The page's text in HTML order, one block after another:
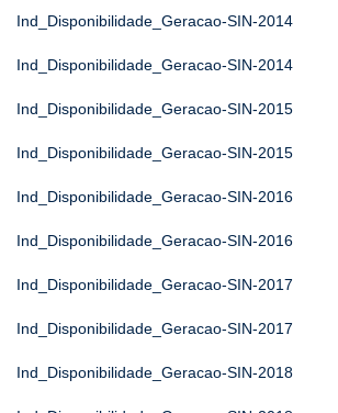
Ind_Disponibilidade_Geracao-SIN-2014
Ind_Disponibilidade_Geracao-SIN-2014
Ind_Disponibilidade_Geracao-SIN-2015
Ind_Disponibilidade_Geracao-SIN-2015
Ind_Disponibilidade_Geracao-SIN-2016
Ind_Disponibilidade_Geracao-SIN-2016
Ind_Disponibilidade_Geracao-SIN-2017
Ind_Disponibilidade_Geracao-SIN-2017
Ind_Disponibilidade_Geracao-SIN-2018